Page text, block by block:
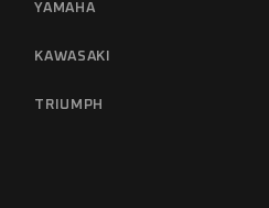
YAMAHA
KAWASAKI
TRIUMPH